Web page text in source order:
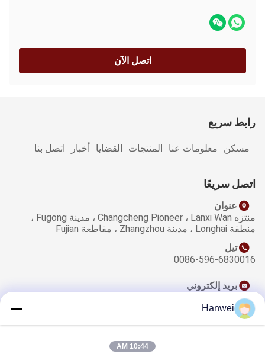
اتصل الآن
رابط سريع
مسكن معلومات عنا المنتجات القضايا أخبار اتصل بنا
اتصل سريعًا
عنوان
منتزه Changcheng Pioneer ، Lanxi Wan ، مدينة Fugong ،
منطقة Longhai ، مدينة Zhangzhou ، مقاطعة Fujian
تيل
0086-596-6830016
بريد إلكتروني
sales@qzwfoods.com
Hanwei
10:44 AM